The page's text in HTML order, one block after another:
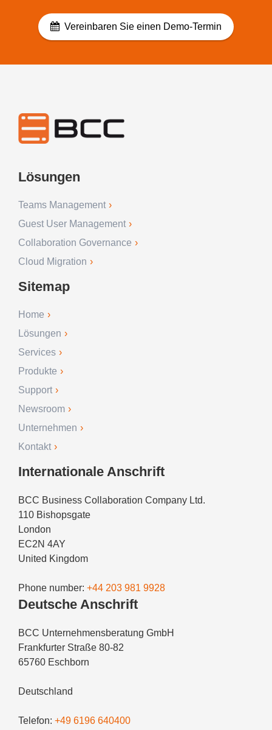
Vereinbaren Sie einen Demo-Termin
Lösungen
Teams Management
Guest User Management
Collaboration Governance
Cloud Migration
Sitemap
Home
Lösungen
Services
Produkte
Support
Newsroom
Unternehmen
Kontakt
Internationale Anschrift
BCC Business Collaboration Company Ltd.
110 Bishopsgate
London
EC2N 4AY
United Kingdom
Phone number: +44 203 981 9928
Deutsche Anschrift
BCC Unternehmensberatung GmbH
Frankfurter Straße 80-82
65760 Eschborn
Deutschland
Telefon: +49 6196 640400